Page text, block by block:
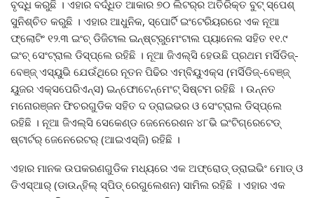
ବୃଦ୍ଧି କରୁଛି । ଏହାର ବର୍ଦ୍ଧିତ ଆକାର ୭୦ ଲିଟର୍‌ର ଅତିରିକ୍ତ ବୁଟ୍ ସ୍ପେଶ୍
ସୁନିଶ୍ଚିତ କରୁଛି । ଏହାର ଆଧୁନିକ, ସ୍ପୋର୍ଟି ଇଂଟେରିୟରରେ ଏକ ନୂଆ
ଫ୍ଲୋଟିଂ ୧୨.୩ ଇଂଚ୍ ଡିଜିଟାଲ ଇନ୍‌ଷ୍ଟ୍ରୁମେଂଟାଲ ପ୍ୟାନେଲ ସହିତ ୧୧.୯
ଇଂଚ୍ ସେଂଟ୍ରାଲ ଡିସ୍‌ପ୍ଲେ ରହିଛି । ନୂଆ ଜିଏଲ୍‌ସି ହେଉଛି ପ୍ରଥମ ମର୍ସିଡିଜ୍‌-
ବେଞ୍ଜ୍ ଏସ୍‌ୟୁଭି ଯେଉଁଥିରେ ନୂତନ ପିଢିର ଏମ୍‌ବିୟୁଏକ୍ସ (ମର୍ସିଡିଜ୍‌-ବେଞ୍ଜ୍
ୟୁଜର ଏକ୍ସପେରିଏନ୍ସ) ଇନ୍‌ଫୋଟେନ୍‌ମେଂଟ୍ ସିଷ୍ଟମ ରହିଛି । ଉନ୍ନତ
ମନୋରଞ୍ଜନ ଫିଚରଗୁଡିକ ସହିତ ଦ ଡ୍ରାଇଭର ଓ ସେଂଟ୍ରାଲ ଡିସ୍‌ପ୍ଲେ
ରହିଛି । ନୂଆ ଜିଏଲ୍‌ସି ସେକେଣ୍ଡ ଜେନେରେଶନ ୪୮ଭି ଇଂଟିଗ୍ରେଟେଡ୍
ଷ୍ଟାର୍ଟର୍ ଜେନେରେଟର୍ (ଆଇଏସ୍‌ଜି) ରହିଛି ।
ଏହାର ମାନକ ଉପକରଣଗୁଡିକ ମଧ୍ୟରେ ଏକ ଅଫ୍‌ରୋଡ୍ ଡ୍ରାଇଭିଂ ମୋଡ୍ ଓ
ଡିଏସ୍‌ଆର୍ (ଡାଉନ୍‌ହିଲ୍ ସ୍ପିଡ୍ ରେଗୁଲେଶନ) ସାମିଲ ରହିଛି । ଏହାର ଏକ